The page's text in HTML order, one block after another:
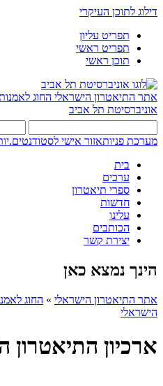
דילוג לתוכן העיקרי
תפריט עליון
תפריט ראשי
תוכן ראשי
אתר התיאטרון הישראלי החוג
אוניברסיטת תל אביב
מערכת פניותאזור אישי
בית
ערכים
ספרי תיאטרון
חדשות
עלינו
הכותבים
יצירת קשר
הינך נמצא כאן
אתר התיאטרון הישראלי » החוג
הישראלי
ארכיון התיאטרון